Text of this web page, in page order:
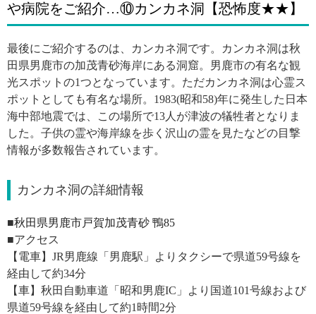
や病院をご紹介…⑩カンカネ洞【恐怖度★★】
最後にご紹介するのは、カンカネ洞です。カンカネ洞は秋
田県男鹿市の加茂青砂海岸にある洞窟。男鹿市の有名な観
光スポットの1つとなっています。ただカンカネ洞は心霊ス
ポットとしても有名な場所。1983(昭和58)年に発生した日本
海中部地震では、この場所で13人が津波の犠牲者となりま
した。子供の霊や海岸線を歩く沢山の霊を見たなどの目撃
情報が多数報告されています。
カンカネ洞の詳細情報
■秋田県男鹿市戸賀加茂青砂 鴨85
■アクセス
【電車】JR男鹿線「男鹿駅」よりタクシーで県道59号線を
経由して約34分
【車】秋田自動車道「昭和男鹿IC」より国道101号線および
県道59号線を経由して約1時間2分